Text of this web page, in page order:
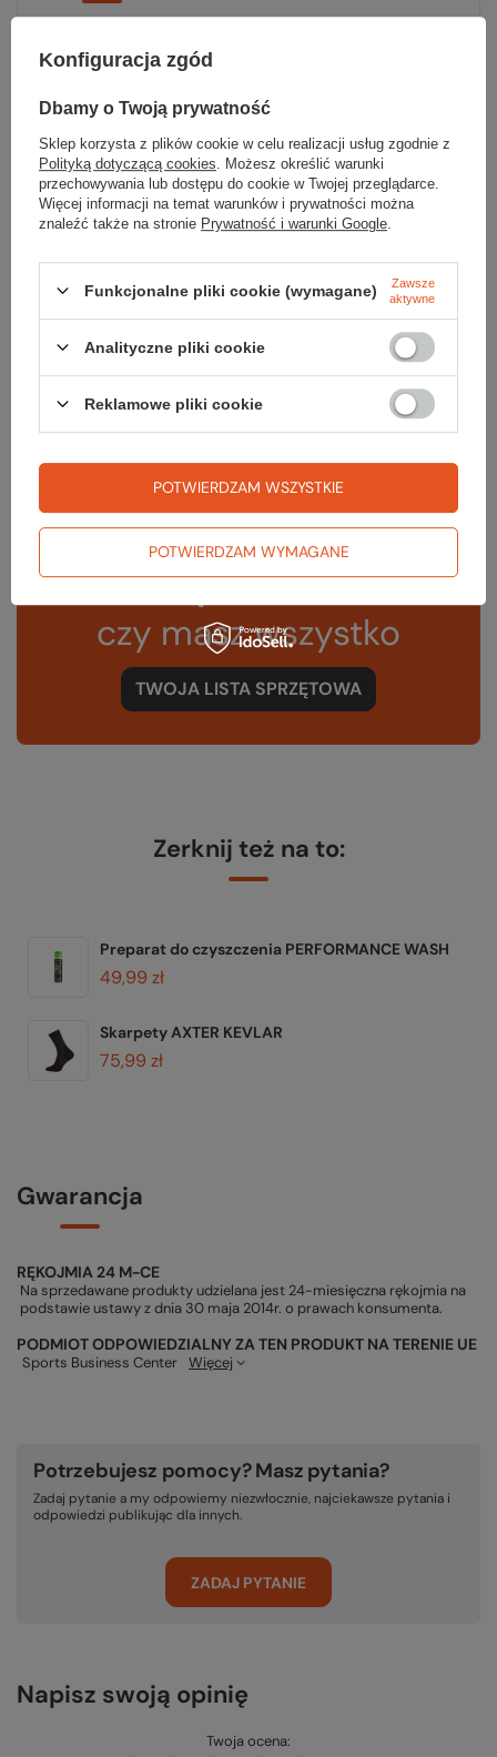
Materiał
PERTEX QUANTUM
Wypełnienie
Primaloft Silver Rise
Kieszenie
3
Kaptur
tak, zintegrowany –
Waga [g]
568
Kolor
black
Kod EAN
5059913128399
Sprawdź
czy masz wszystko
TWOJA LISTA SPRZĘTOWA
Zerknij też na to:
Preparat do czyszczenia PERFORMANCE WASH
49,99 zł
Skarpety AXTER KEVLAR
75,99 zł
Gwarancja
RĘKOJMIA 24 M-CE
Na sprzedawane produkty udzielana jest 24-miesięczna rękojmia na
podstawie ustawy z dnia 30 maja 2014r. o prawach konsumenta.
PODMIOT ODPOWIEDZIALNY ZA TEN PRODUKT NA TERENIE UE
Sports Business Center Więcej
Potrzebujesz pomocy? Masz pytania?
Zadaj pytanie a my odpowiemy niezwłocznie, najciekawsze pytania i
odpowiedzi publikując dla innych.
ZADAJ PYTANIE
Napisz swoją opinię
Twoja ocena:
Konfiguracja zgód
Dbamy o Twoją prywatność
Sklep korzysta z plików cookie w celu realizacji usług zgodnie z
Polityką dotyczącą cookies . Możesz określić warunki
przechowywania lub dostępu do cookie w Twojej przeglądarce.
Więcej informacji na temat warunków i prywatności można
znaleźć także na stronie Prywatność i warunki Google
Funkcjonalne pliki cookie (wymagane)
Zawsze
aktywne
Analityczne pliki cookie
Reklamowe pliki cookie
POTWIERDZAM WYMAGANE
POTWIERDZAM WSZYSTKIE